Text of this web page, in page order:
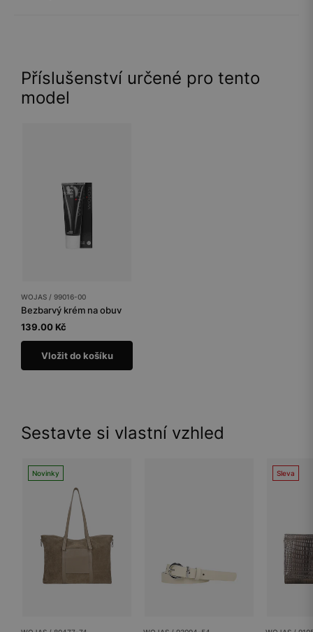
Příslušenství určené pro tento
model
WOJAS / 99016-00
Bezbarvý krém na obuv
139.00 Kč
Vložit do košíku
Sestavte si vlastní vzhled
Novinky Sleva